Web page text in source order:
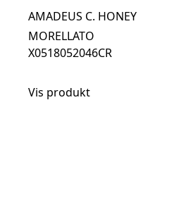
AMADEUS C. HONEY
MORELLATO
X0518052046CR
Vis produkt